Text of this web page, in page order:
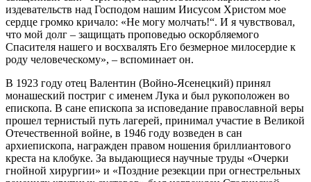
издевательств над Господом нашим Иисусом Христом мое
сердце громко кричало: «Не могу молчать!“. И я чувствовал,
что мой долг – защищать проповедью оскорбляемого
Спасителя нашего и восхвалять Его безмерное милосердие к
роду человеческому», – вспоминает он.
В 1923 году отец Валентин (Войно-Ясенецкий) принял
монашеский постриг с именем Лука и был рукоположен во
епископа. В сане епископа за исповедание православной веры
прошел тернистый путь лагерей, принимал участие в Великой
Отечественной войне, в 1946 году возведен в сан
архиепископа, награжден правом ношения бриллиантового
креста на клобуке. За выдающиеся научные труды «Очерки
гнойной хирургии» и «Поздние резекции при огнестрельных